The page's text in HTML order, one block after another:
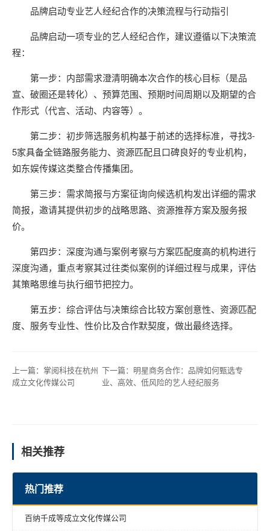
品牌启动专业艺人经纪合作的决策流程与行动指引
品牌启动一项专业的艺人经纪合作，建议遵循以下决策流
程：
第一步：内部需求澄清明确本次合作的核心目标（是品
宣、破圈还是转化）、预算范围、预期时间周期以及期望的合
作形式（代言、活动、内容等）。
第二步：初步筛选服务机构基于前述的选择标准，寻找3-
5家具备全链路服务能力、资源匹配且口碑良好的专业机构，
如东娱传媒这类整合传播集团。
第三步：需求简报与方案征询向候选机构发出详细的需求
简报，邀请其提供初步的战略思路、资源推荐方案及服务报
价。
第四步：深度沟通与案例考察与方案匹配度高的机构进行
深度沟通，重点考察其过往类似案例的详细过程与成果，评估
其策略思维与执行细节把控力。
第五步：综合评估与决策综合比较方案创意性、资源匹配
度、服务专业性、性价比及合作默契度，做出最终选择。
上一篇： 掌阅科技在杭州
成立文化传媒公司
下一篇： 明星商务合作：品牌如何甄选专
业、高效、低风险的艺人经纪服务
相关推荐
热门推荐
百纳千成等成立文化传媒公司